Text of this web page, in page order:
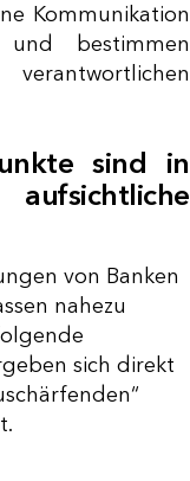
Kommunikation
bestimmen
sind in
von Banken
nahezu
sich direkt